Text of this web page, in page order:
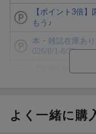
【ポイント3倍
もう♪
本・雑誌在庫あ
026/8/1-8/31
分け！
よく一緒に購